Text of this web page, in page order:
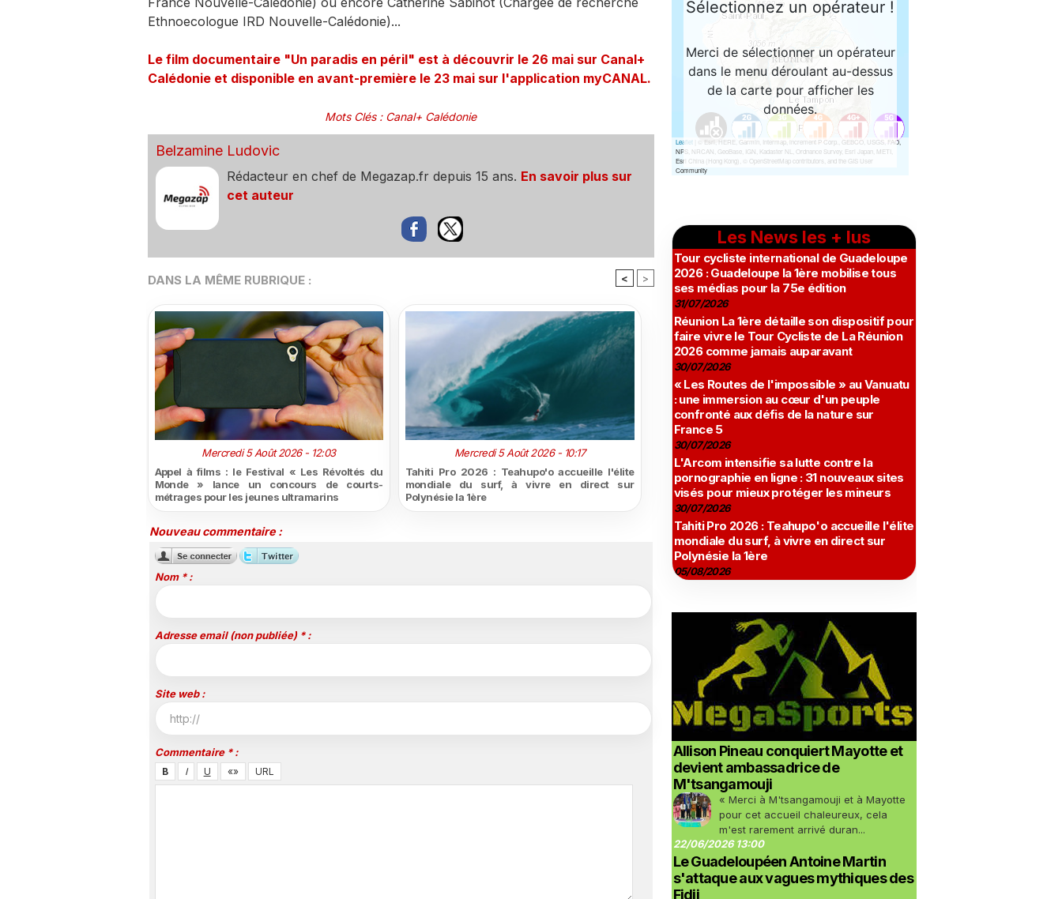
Ethnoecologue IRD Nouvelle-Calédonie)...
Le film documentaire "Un paradis en péril" est à découvrir le 26 mai sur Canal+
Calédonie et disponible en avant-première le 23 mai sur l'application myCANAL.
Mots Clés: Canal+ Calédonie
Belzamine Ludovic
Rédacteur en chef de Megazap.fr depuis 15 ans. En savoir plus sur
cet auteur
DANS LA MÊME RUBRIQUE : < >
Mercredi 5 Août 2026 - 12:03
Appel à films : le Festival « Les Révoltés du
Monde » lance un concours de courts-
métrages pour les jeunes ultramarins
Mercredi 5 Août 2026 - 10:17
Tahiti Pro 2026 : Teahupo'o accueille l'élite
mondiale du surf, à vivre en direct sur
Polynésie la 1ère
Nouveau commentaire :
Nom * :
Adresse email (non publiée) * :
Site web :
Commentaire * :
Les News les + lus
Tour cycliste international de Guadeloupe
2026 : Guadeloupe la 1ère mobilise tous
ses médias pour la 75e édition
31/07/2026
Réunion La 1ère détaille son dispositif pour
faire vivre le Tour Cycliste de La Réunion
2026 comme jamais auparavant
30/07/2026
« Les Routes de l'impossible » au Vanuatu
: une immersion au cœur d'un peuple
confronté aux défis de la nature sur
France 5
30/07/2026
L'Arcom intensifie sa lutte contre la
pornographie en ligne : 31 nouveaux sites
visés pour mieux protéger les mineurs
30/07/2026
Tahiti Pro 2026 : Teahupo'o accueille l'élite
mondiale du surf, à vivre en direct sur
Polynésie la 1ère
05/08/2026
Allison Pineau conquiert Mayotte et
devient ambassadrice de
M'tsangamouji
« Merci à M'tsangamouji et à Mayotte
pour cet accueil chaleureux, cela
m'est rarement arrivé duran...
22/06/2026 13:00
Le Guadeloupéen Antoine Martin
s'attaque aux vagues mythiques des
Fidji